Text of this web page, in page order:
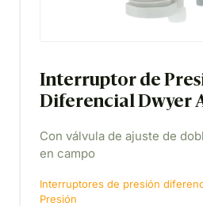
Interruptor de
Diferencial Dwyer
Con válvula de ajuste de
en campo
Interruptores de presión
Presión